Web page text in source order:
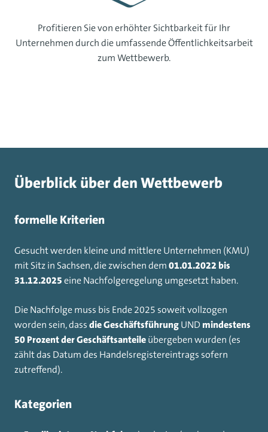
Profitieren Sie von erhöhter Sichtbarkeit für Ihr
Unternehmen durch die umfassende Öffentlichkeitsarbeit
zum Wettbewerb.
Überblick über den Wettbewerb
formelle Kriterien
Gesucht werden kleine und mittlere Unternehmen (KMU)
mit Sitz in Sachsen, die zwischen dem 01.01.2022 bis
31.12.2025 eine Nachfolgeregelung umgesetzt haben.
Die Nachfolge muss bis Ende 2025 soweit vollzogen
worden sein, dass die Geschäftsführung UND mindestens
50 Prozent der Geschäftsanteile übergeben wurden (es
zählt das Datum des Handelsregistereintrags sofern
zutreffend).
Kategorien